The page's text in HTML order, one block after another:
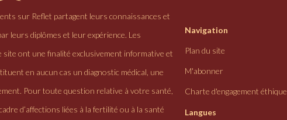
sur Reflet partagent leurs connaissances et
leurs diplômes et leur expérience. Les
site ont une finalité exclusivement informative et
en aucun cas un diagnostic médical, une
Pour toute question relative à votre santé,
d’affections liées à la fertilité ou à la santé
Navigation
Plan du site
M'abonner
Charte d'engagement éthique
Langues